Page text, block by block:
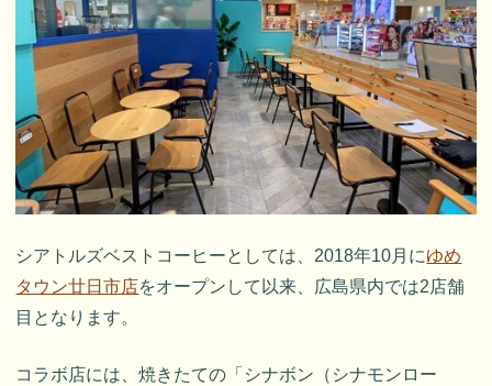
シアトルズベストコーヒーとしては、2018年10月にゆめ
タウン廿日市店をオープンして以来、広島県内では2店舗
目となります。
コラボ店には、焼きたての「シナボン（シナモンロー